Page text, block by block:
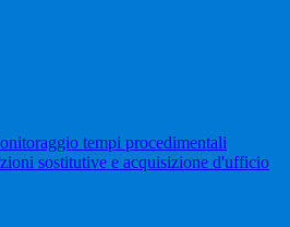
tempi procedimentali
sostitutive e acquisizione d'ufficio